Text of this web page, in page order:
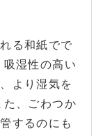
る和紙でで
湿性の高い
より湿気を
た、ごわつか
するのにも